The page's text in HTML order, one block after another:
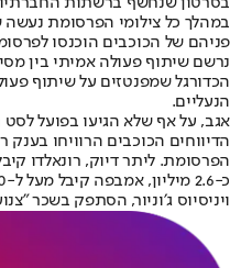
במהלך כל צילומי הפרסומת נעשה
פניהם של הכוכבים הוכנסו
נרשם שיתוף פעולה אמיתי בין
הכדורגל שמפנטזים על שיתוף
הנעליים.
אגב, על אף שלא הגיעו בפועל
הדיווחים הכוכבים הרוויחו
ויניסיוס ג׳וניור, הסתפק בשכר ״צנוע״